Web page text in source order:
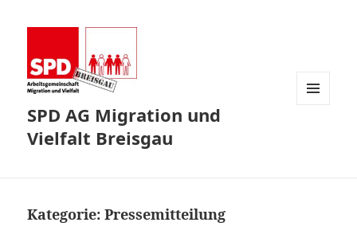
SPD AG Migration und
Vielfalt Breisgau
Kategorie:Pressemitteilung